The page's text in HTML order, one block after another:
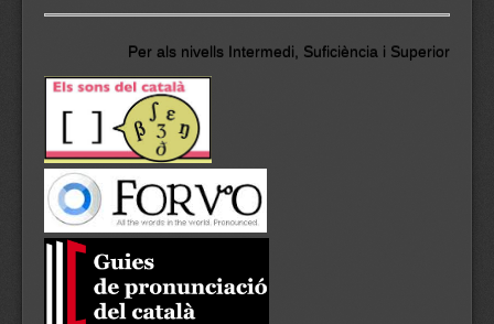
Per als nivells Intermedi, Suficiència i Superior